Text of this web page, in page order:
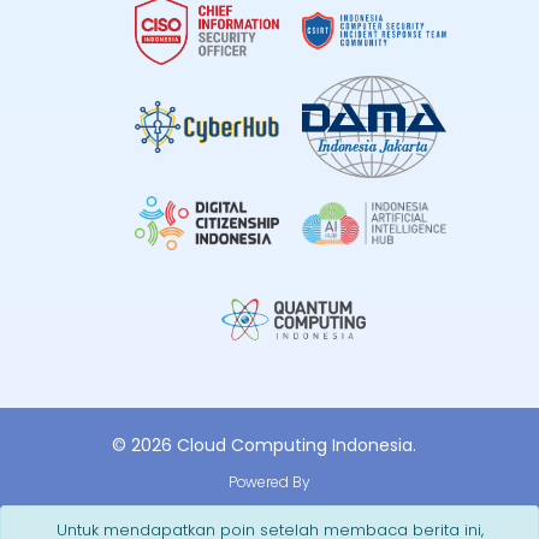
Untuk mendapatkan poin setelah membaca berita ini,
© 2026 Cloud Computing Indonesia.
Powered By